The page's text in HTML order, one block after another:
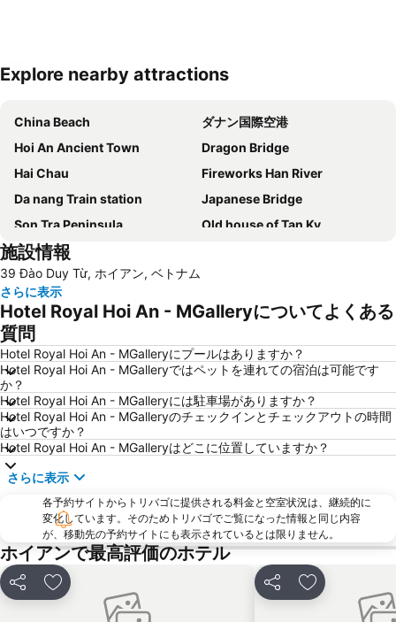
Explore nearby attractions
China Beach
ダナン国際空港
Hoi An Ancient Town
Dragon Bridge
Hai Chau
Fireworks Han River
Da nang Train station
Japanese Bridge
Son Tra Peninsula
Old house of Tan Ky
Lady Buddha
Ba Na Hill
施設情報
39 Đào Duy Từ, ホイアン, ベトナム
さらに表示
Hotel Royal Hoi An - MGalleryについてよくある
質問
Hotel Royal Hoi An - MGalleryにプールはありますか？
Hotel Royal Hoi An - MGalleryではペットを連れての宿泊は可能です
か？
Hotel Royal Hoi An - MGalleryには駐車場がありますか？
Hotel Royal Hoi An - MGalleryのチェックインとチェックアウトの時間
はいつですか？
Hotel Royal Hoi An - MGalleryはどこに位置していますか？
さらに表示
各予約サイトからトリバゴに提供される料金と空室状況は、継続的に
変化しています。そのためトリバゴでご覧になった情報と同じ内容
が、移動先の予約サイトにも表示されているとは限りません。
ホイアンで最高評価のホテル
シェア お気に入りに追加 シェア お気に入りに